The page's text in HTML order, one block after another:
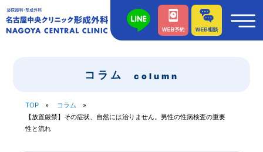
コラム column
TOP
コラム
【放置厳禁】その症状、自然には治りません。男性の性病検査の重要
性と流れ